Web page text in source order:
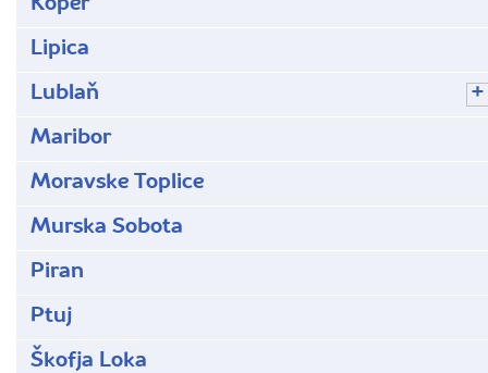
Lipica
Lublaň
Maribor
Moravske Toplice
Murska Sobota
Piran
Ptuj
Škofja Loka